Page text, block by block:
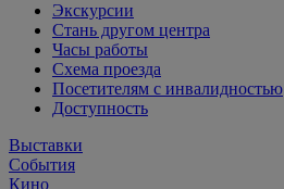
Экскурсии
Стань другом центра
Часы работы
Схема проезда
Посетителям с инвалидностью
Доступность
Выставки
События
Кино